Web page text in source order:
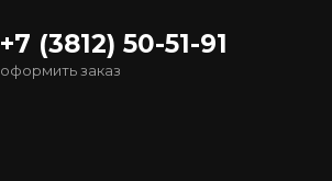
+7 (3812) 50-51-91
оформить заказ